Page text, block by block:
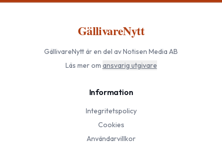
GällivareNytt
GällivareNyttär en del av Notisen Media AB
Läs mer om ansvarig utgivare
Information
Integritetspolicy
Cookies
Användarvillkor